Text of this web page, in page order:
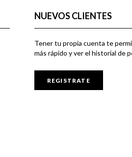
NUEVOS CLIENTES
Tener tu propia cuenta te
más rápido y ver el historial de
REGISTRATE